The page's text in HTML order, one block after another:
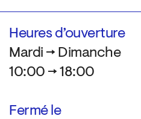
Heures d’ouverture
Mardi → Dimanche
10:00 → 18:00
Fermé le